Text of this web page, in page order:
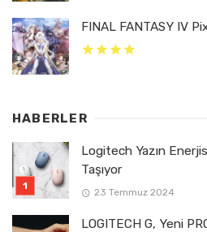
FINAL FANTASY IV
HABERLER
Logitech Yazın
Taşıyor
23 Temmuz 2024
LOGITECH G, Yeni